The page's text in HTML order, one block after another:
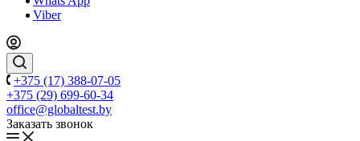
Viber
+375 (17) 388-07-05
+375 (29) 699-60-34
office@globaltest.by
Заказать звонок